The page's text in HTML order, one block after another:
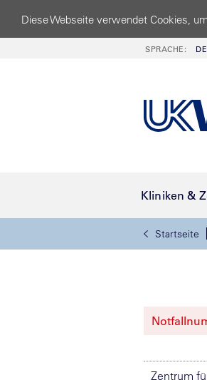
Diese Webseite verwendet Cookies,
SPRACHE:
Kliniken &
Startseite
Zentrum